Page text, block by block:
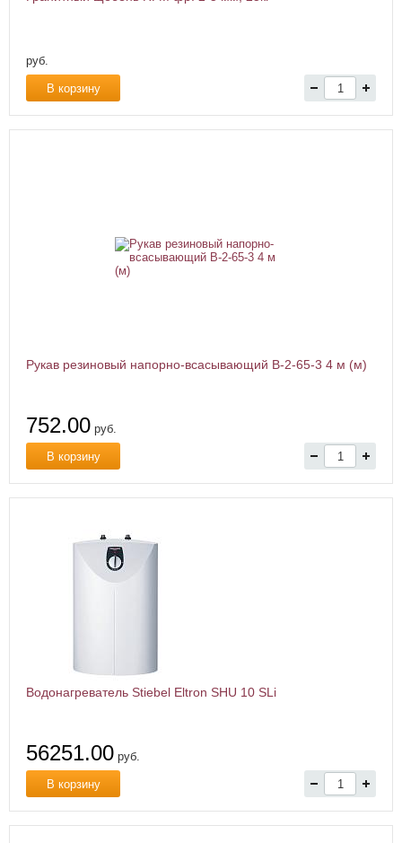
руб.
В корзину
Рукав резиновый напорно-всасывающий В-2-65-3 4 м (м)
752.00 руб.
В корзину
Водонагреватель Stiebel Eltron SHU 10 SLi
56251.00 руб.
В корзину